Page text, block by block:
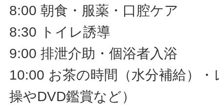
8:00 朝食・服薬・口腔ケア
8:30 トイレ誘導
9:00 排泄介助・個浴者入浴
10:00 お茶の時間（水分補給）
操やDVD鑑賞など）